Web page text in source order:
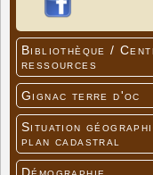
Bibliothèque /
ressources
Gignac terre d'oc
Situation
plan cadastral